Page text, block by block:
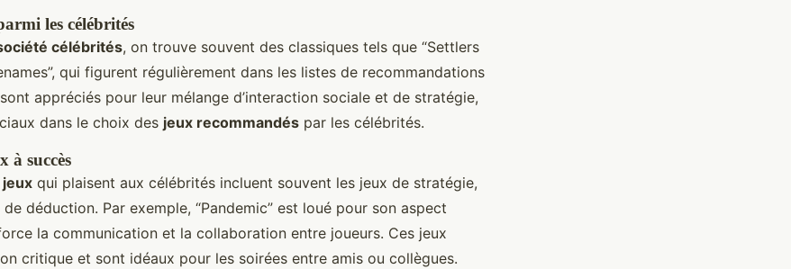
les célébrités
célébrités, on trouve souvent des classiques tels que “Settlers
qui figurent régulièrement dans les listes de recommandations
appréciés pour leur mélange d’interaction sociale et de stratégie,
dans le choix des jeux recommandés par les célébrités.
à succès
qui plaisent aux célébrités incluent souvent les jeux de stratégie,
déduction. Par exemple, “Pandemic” est loué pour son aspect
la communication et la collaboration entre joueurs. Ces jeux
critique et sont idéaux pour les soirées entre amis ou collègues.